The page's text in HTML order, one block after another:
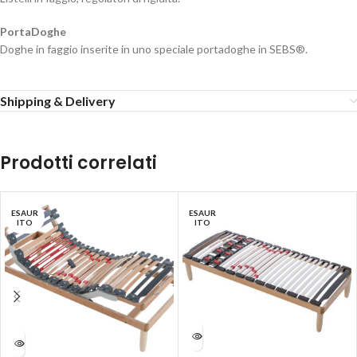
PortaDoghe
Doghe in faggio inserite in uno speciale portadoghe in SEBS®.
Shipping & Delivery
Prodotti correlati
ESAUR
ITO
ESAUR
ITO